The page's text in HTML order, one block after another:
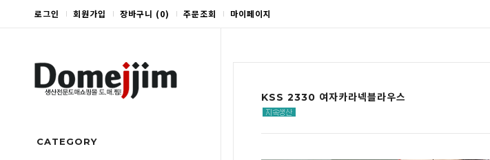
로그인 회원가입 장바구니 (0) 주문조회 마이페이지
CATEGORY
KSS 2330 여자카라넥블라우스